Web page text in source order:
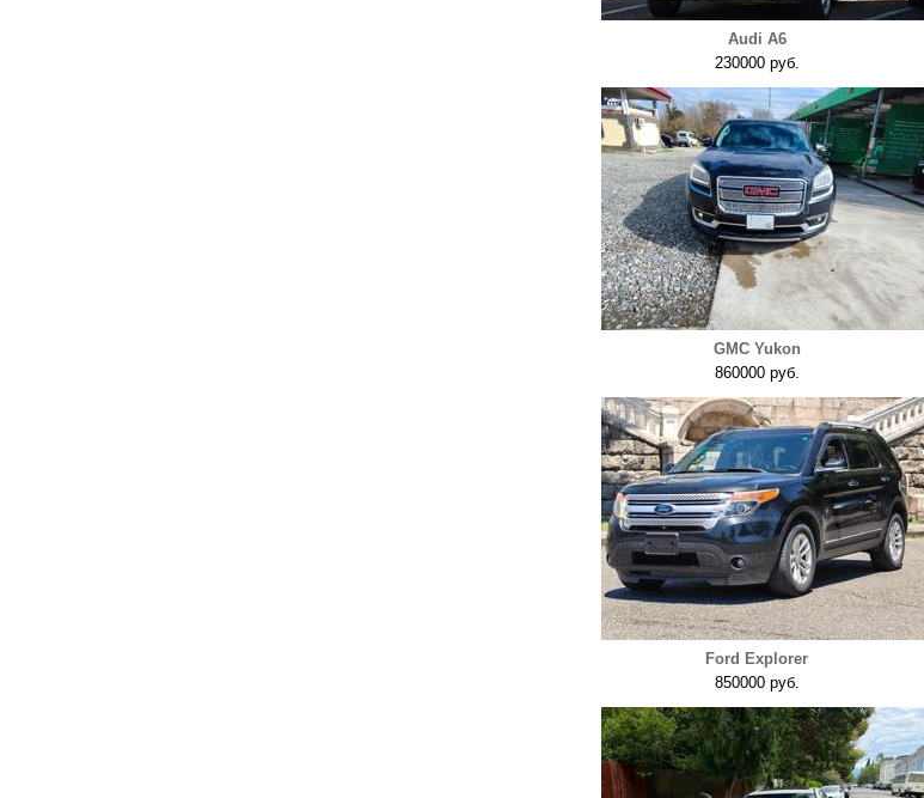
Audi A6
230000 руб.
GMC Yukon
860000 руб.
Ford Explorer
850000 руб.